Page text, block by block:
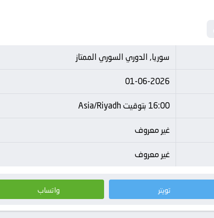
سوريا, الدوري السوري الممتاز
01-06-2026
16:00 بتوقيت Asia/Riyadh
غير معروف
غير معروف
تويتر واتساب